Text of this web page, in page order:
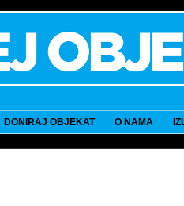
DONIRAJ OBJEKAT O NAMA